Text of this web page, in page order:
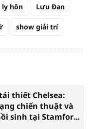
ly hôn Lưu Đan
show giải trí
thiết Chelsea:
chiến thuật và
sinh tại Stamford